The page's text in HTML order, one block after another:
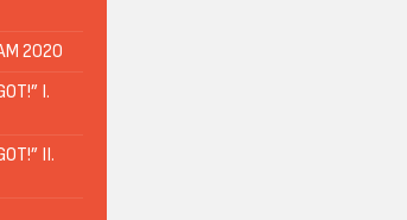
2020
I.
II.